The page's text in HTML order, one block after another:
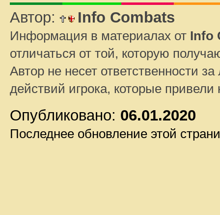
Автор: Info Combats
Информация в материалах от Info
отличаться от той, которую
Автор не несет ответственности
действий игрока, которые
Опубликовано: 06.01.2020
Последнее обновление этой